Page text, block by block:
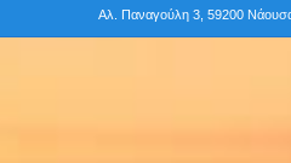
Αλ. Παναγούλη 3, 59200